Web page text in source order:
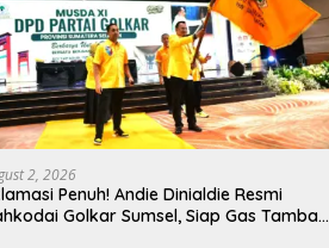
2, 2026
Penuh! Andie Dinialdie Resmi
Golkar Sumsel, Siap Gas Tambah